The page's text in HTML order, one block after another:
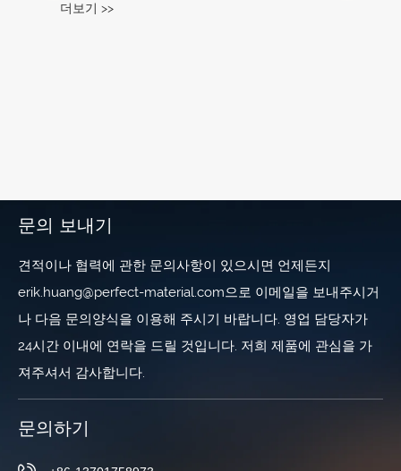
더보기 >>
문의 보내기
견적이나 협력에 관한 문의사항이 있으시면 언제든지
erik.huang@perfect-material.com으로 이메일을 보내주시거
나 다음 문의양식을 이용해 주시기 바랍니다. 영업 담당자가
24시간 이내에 연락을 드릴 것입니다. 저희 제품에 관심을 가
져주셔서 감사합니다.
문의하기